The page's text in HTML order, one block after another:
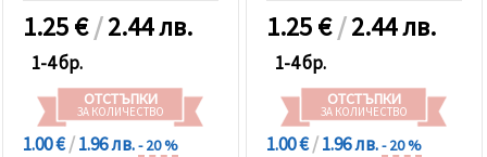
1.25€/2.44 лв.
1-4 бр.
ОТСТЪПКИ
ЗА КОЛИЧЕСТВО
1.00 €/1.96 лв.- 20 %
1.25€/2.44 лв.
1-4 бр.
ОТСТЪПКИ
ЗА КОЛИЧЕСТВО
1.00 €/1.96 лв.- 20 %